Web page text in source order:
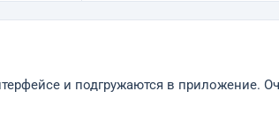
и подгружаются в приложение.